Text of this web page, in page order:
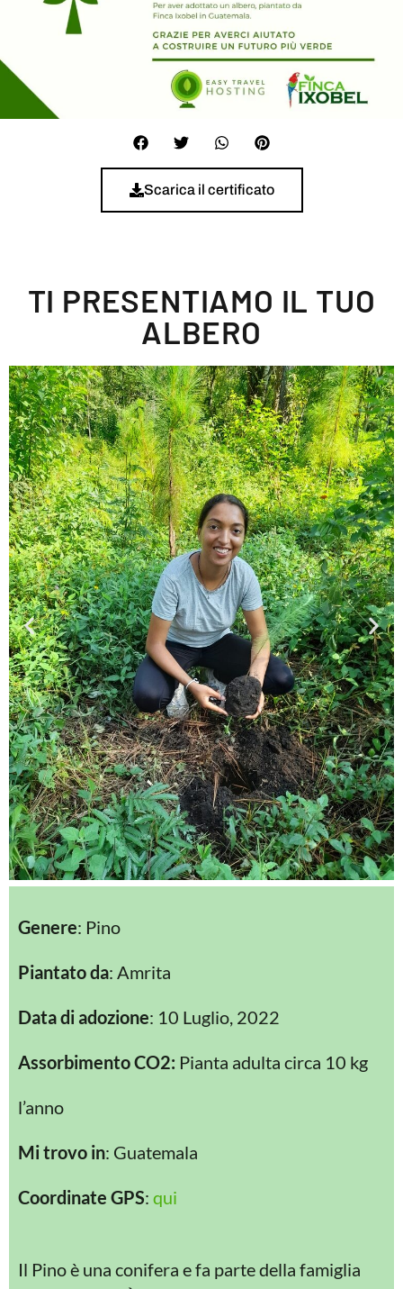
Scarica il certificato
TI PRESENTIAMO IL TUO
ALBERO
Genere: Pino
Piantato da: Amrita
Data di adozione: 10 Luglio, 2022
Assorbimento CO2: Pianta adulta circa 10 kg
l’anno
Mi trovo in: Guatemala
Coordinate GPS: qui
Il Pino è una conifera e fa parte della famiglia